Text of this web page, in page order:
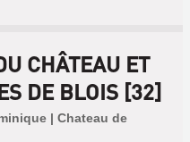
CHÂTEAU ET
DE BLOIS [32]
| Chateau de